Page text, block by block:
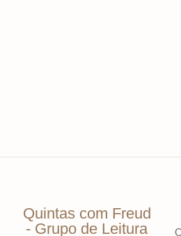
Quintas com Freud
- Grupo de Leitura